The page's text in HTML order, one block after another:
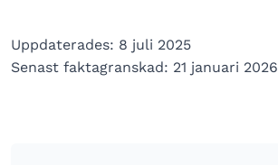
Uppdaterades: 8 juli 2025
Senast faktagranskad: 21 januari 2026